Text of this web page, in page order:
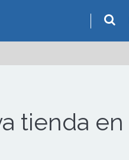
tienda en